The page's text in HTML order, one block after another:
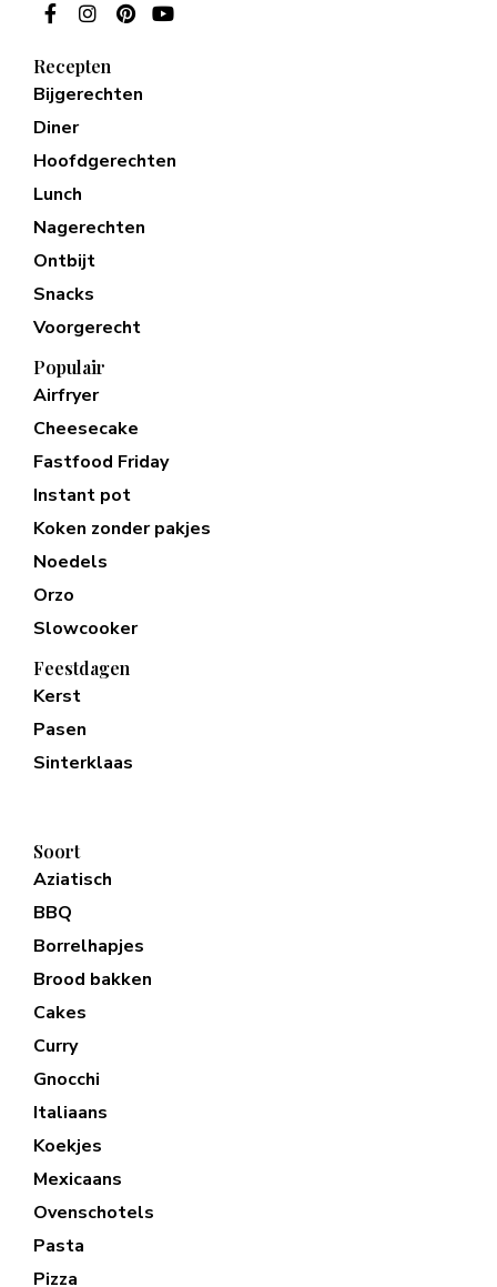
Recepten
Bijgerechten
Diner
Hoofdgerechten
Lunch
Nagerechten
Ontbijt
Snacks
Voorgerecht
Populair
Airfryer
Cheesecake
Fastfood Friday
Instant pot
Koken zonder pakjes
Noedels
Orzo
Slowcooker
Feestdagen
Kerst
Pasen
Sinterklaas
Soort
Aziatisch
BBQ
Borrelhapjes
Brood bakken
Cakes
Curry
Gnocchi
Italiaans
Koekjes
Mexicaans
Ovenschotels
Pasta
Pizza